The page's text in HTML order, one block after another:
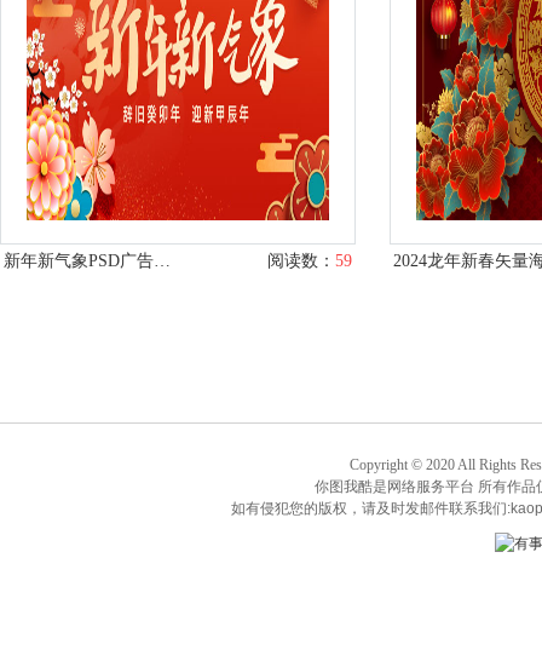
新年新气象PSD广告设计 阅读数： 59 2024龙年新春矢量
Copyright © 2020 All Rights
你图我酷是网络服务平台 所有作
如有侵犯您的版权，请及时发邮件联系我们